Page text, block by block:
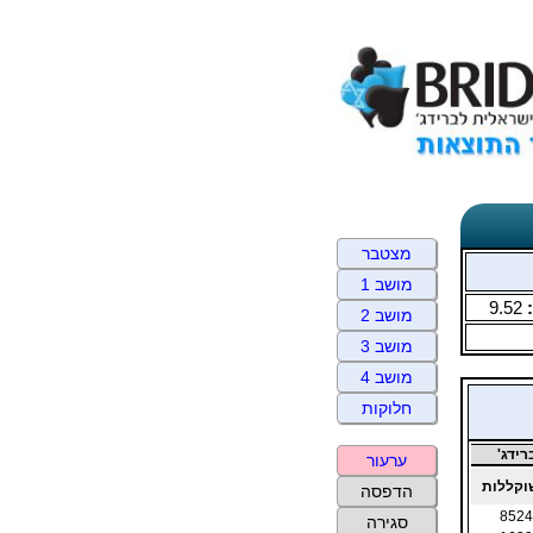
9.52
8524
מצטבר
מושב 1
מושב 2
מושב 3
מושב 4
חלוקות
ערעור
הדפסה
סגירה